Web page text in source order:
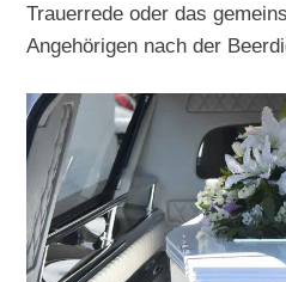
Trauerrede oder das
Angehörigen nach der